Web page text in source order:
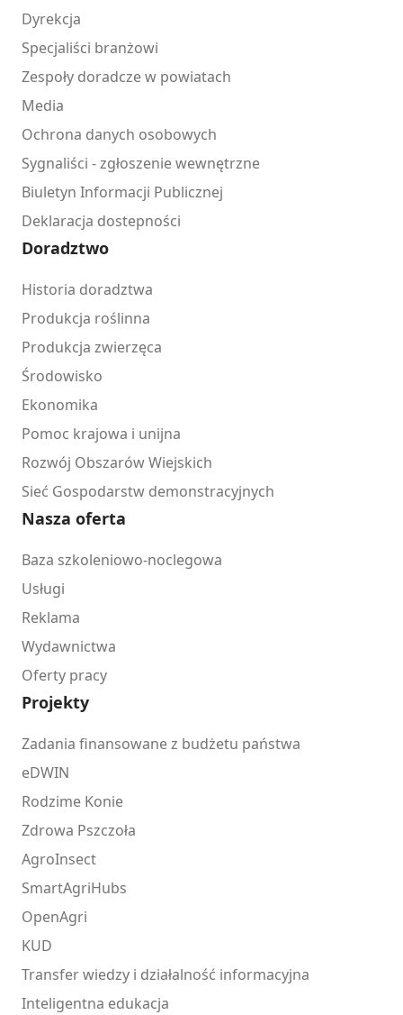
Dyrekcja
Specjaliści branżowi
Zespoły doradcze w powiatach
Media
Ochrona danych osobowych
Sygnaliści - zgłoszenie wewnętrzne
Biuletyn Informacji Publicznej
Deklaracja dostepności
Doradztwo
Historia doradztwa
Produkcja roślinna
Produkcja zwierzęca
Środowisko
Ekonomika
Pomoc krajowa i unijna
Rozwój Obszarów Wiejskich
Sieć Gospodarstw demonstracyjnych
Nasza oferta
Baza szkoleniowo-noclegowa
Usługi
Reklama
Wydawnictwa
Oferty pracy
Projekty
Zadania finansowane z budżetu państwa
eDWIN
Rodzime Konie
Zdrowa Pszczoła
AgroInsect
SmartAgriHubs
OpenAgri
KUD
Transfer wiedzy i działalność informacyjna
Inteligentna edukacja